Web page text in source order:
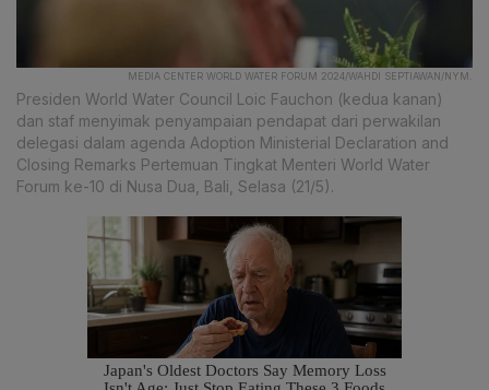
MEDIA CENTER WORLD WATER FORUM 2024/WAHDI SEPTIAWAN/NYM.
Presiden World Water Council Loic Fauchon (kedua kanan)
dan staf menyimak penyampaian pendapat dari perwakilan
delegasi dalam agenda Adoption Ministerial Declaration and
Closing Remarks Pertemuan Tingkat Menteri World Water
Forum ke-10 di Nusa Dua, Bali, Selasa (21/5).